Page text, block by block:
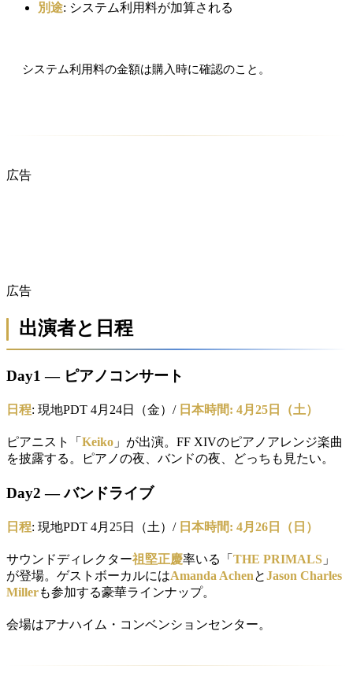
別途: システム利用料が加算される
システム利用料の金額は購入時に確認のこと。
広告
広告
出演者と日程
Day1 — ピアノコンサート
日程: 現地PDT 4月24日（金）/ 日本時間: 4月25日（土）
ピアニスト「 Keiko 」が出演。FF XIVのピアノアレンジ楽曲
を披露する。ピアノの夜、バンドの夜、どっちも見たい。
Day2 — バンドライブ
日程: 現地PDT 4月25日（土）/ 日本時間: 4月26日（日）
サウンドディレクター祖堅正慶率いる「 THE PRIMALS 」
が登場。ゲストボーカルにはAmanda AchenとJason Charles
Millerも参加する豪華ラインナップ。
会場はアナハイム・コンベンションセンター。